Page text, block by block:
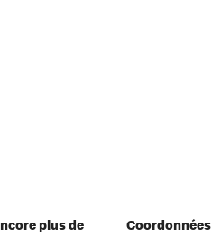
plus de
Coordonnées